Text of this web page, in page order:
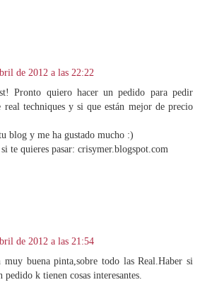
de 2012 a las 22:22
Pronto quiero hacer un pedido para pedir
real techniques y si que están mejor de precio
blog y me ha gustado mucho :)
te quieres pasar: crisymer.blogspot.com
de 2012 a las 21:54
muy buena pinta,sobre todo las Real.Haber si
k tienen cosas interesantes.